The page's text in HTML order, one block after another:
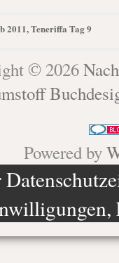
2011, Teneriffa Tag 9
© 2026
Powered by